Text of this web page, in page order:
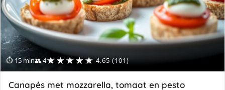
⏱ 15 min👥 4★★★★★ 4.65 (101)
Canapés met mozzarella, tomaat en pesto